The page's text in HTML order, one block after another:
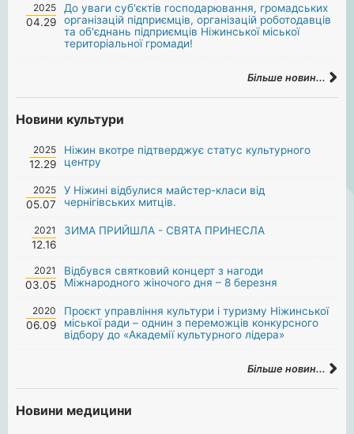
2025
04.29
До уваги суб'єктів господарювання, громадських
організацій підприємців, організацій роботодавців
та об'єднань підприємців Ніжинської міської
територіальної громади!
Більше новин...
Новини культури
2025
12.29
Ніжин вкотре підтверджує статус культурного
центру
2025
05.07
У Ніжині відбулися майстер-класи від
чернігівських митців.
2021
12.16
ЗИМА ПРИЙШЛА - СВЯТА ПРИНЕСЛА
2021
03.05
Відбувся святковий концерт з нагоди
Міжнародного жіночого дня – 8 березня
2020
06.09
Проєкт управління культури і туризму Ніжинської
міської ради – однин з переможців конкурсного
відбору до «Академії культурного лідера»
Більше новин...
Новини медицини